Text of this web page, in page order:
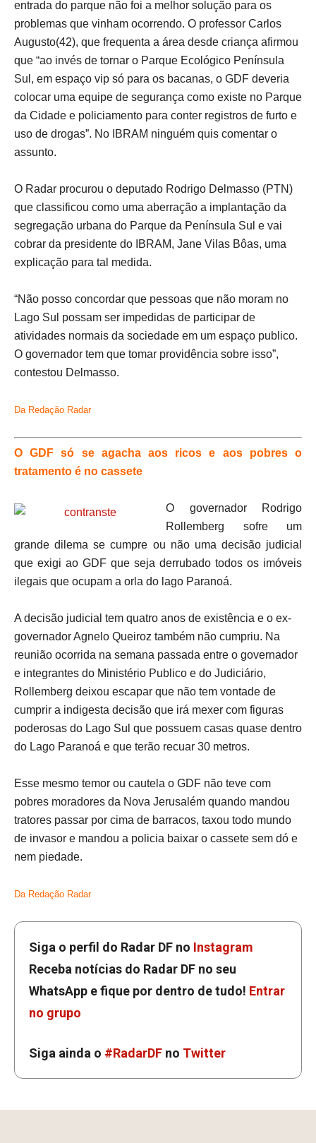
entrada do parque não foi a melhor solução para os
problemas que vinham ocorrendo. O professor Carlos
Augusto(42), que frequenta a área desde criança afirmou
que “ao invés de tornar o Parque Ecológico Península
Sul, em espaço vip só para os bacanas, o GDF deveria
colocar uma equipe de segurança como existe no Parque
da Cidade e policiamento para conter registros de furto e
uso de drogas”. No IBRAM ninguém quis comentar o
assunto.
O Radar procurou o deputado Rodrigo Delmasso (PTN)
que classificou como uma aberração a implantação da
segregação urbana do Parque da Península Sul e vai
cobrar da presidente do IBRAM, Jane Vilas Bôas, uma
explicação para tal medida.
“Não posso concordar que pessoas que não moram no
Lago Sul possam ser impedidas de participar de
atividades normais da sociedade em um espaço publico.
O governador tem que tomar providência sobre isso”,
contestou Delmasso.
Da Redação Radar
O GDF só se agacha aos ricos e aos pobres o
tratamento é no cassete
O governador Rodrigo
Rollemberg sofre um
grande dilema se cumpre ou não uma decisão judicial
que exigi ao GDF que seja derrubado todos os imóveis
ilegais que ocupam a orla do lago Paranoá.
A decisão judicial tem quatro anos de existência e o ex-
governador Agnelo Queiroz também não cumpriu. Na
reunião ocorrida na semana passada entre o governador
e integrantes do Ministério Publico e do Judiciário,
Rollemberg deixou escapar que não tem vontade de
cumprir a indigesta decisão que irá mexer com figuras
poderosas do Lago Sul que possuem casas quase dentro
do Lago Paranoá e que terão recuar 30 metros.
Esse mesmo temor ou cautela o GDF não teve com
pobres moradores da Nova Jerusalém quando mandou
tratores passar por cima de barracos, taxou todo mundo
de invasor e mandou a policia baixar o cassete sem dó e
nem piedade.
Da Redação Radar
Siga o perfil do Radar DF no Instagram
Receba notícias do Radar DF no seu
WhatsApp e fique por dentro de tudo! Entrar
no grupo
Siga ainda o #RadarDF no Twitter